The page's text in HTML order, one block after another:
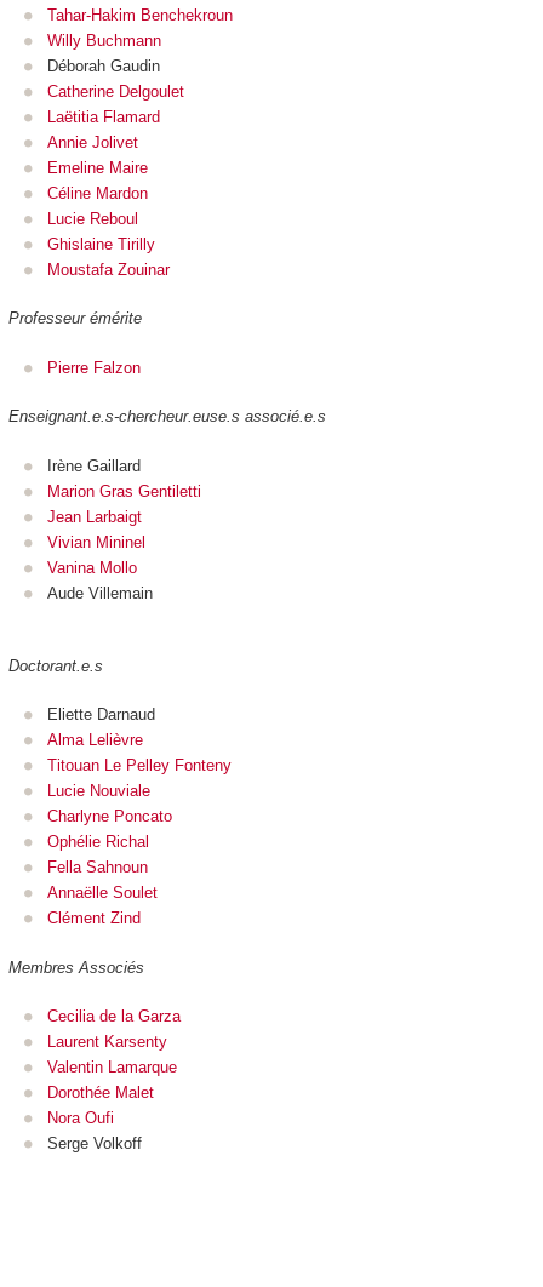
Tahar-Hakim Benchekroun
Willy Buchmann
Déborah Gaudin
Catherine Delgoulet
Laëtitia Flamard
Annie Jolivet
Emeline Maire
Céline Mardon
Lucie Reboul
Ghislaine Tirilly
Moustafa Zouinar
Professeur émérite
Pierre Falzon
Enseignant.e.s-chercheur.euse.s associé.e.s
Irène Gaillard
Marion Gras Gentiletti
Jean Larbaigt
Vivian Mininel
Vanina Mollo
Aude Villemain
Doctorant.e.s
Eliette Darnaud
Alma Lelièvre
Titouan Le Pelley Fonteny
Lucie Nouviale
Charlyne Poncato
Ophélie Richal
Fella Sahnoun
Annaëlle Soulet
Clément Zind
Membres Associés
Cecilia de la Garza
Laurent Karsenty
Valentin Lamarque
Dorothée Malet
Nora Oufi
Serge Volkoff